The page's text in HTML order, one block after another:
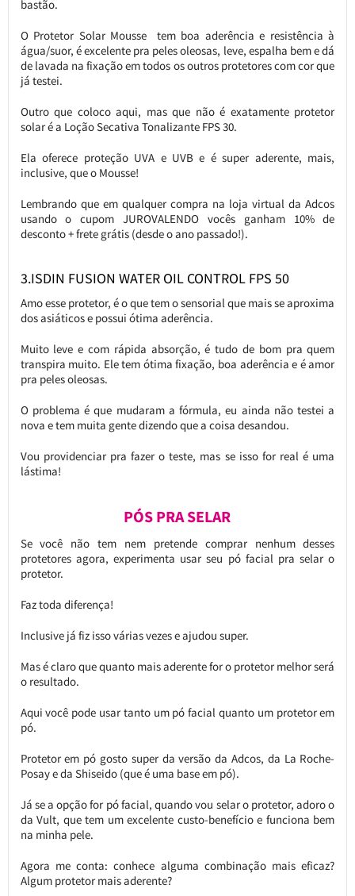
bastão.
O Protetor Solar Mousse tem boa aderência e resistência à
água/suor, é excelente pra peles oleosas, leve, espalha bem e dá
de lavada na fixação em todos os outros protetores com cor que
já testei.
Outro que coloco aqui, mas que não é exatamente protetor
solar é a Loção Secativa Tonalizante FPS 30.
Ela oferece proteção UVA e UVB e é super aderente, mais,
inclusive, que o Mousse!
Lembrando que em qualquer compra na loja virtual da Adcos
usando o cupom JUROVALENDO vocês ganham 10% de
desconto + frete grátis (desde o ano passado!).
3.ISDIN FUSION WATER OIL CONTROL FPS 50
Amo esse protetor, é o que tem o sensorial que mais se aproxima
dos asiáticos e possui ótima aderência.
Muito leve e com rápida absorção, é tudo de bom pra quem
transpira muito. Ele tem ótima fixação, boa aderência e é amor
pra peles oleosas.
O problema é que mudaram a fórmula, eu ainda não testei a
nova e tem muita gente dizendo que a coisa desandou.
Vou providenciar pra fazer o teste, mas se isso for real é uma
lástima!
PÓS PRA SELAR
Se você não tem nem pretende comprar nenhum desses
protetores agora, experimenta usar seu pó facial pra selar o
protetor.
Faz toda diferença!
Inclusive já fiz isso várias vezes e ajudou super.
Mas é claro que quanto mais aderente for o protetor melhor será
o resultado.
Aqui você pode usar tanto um pó facial quanto um protetor em
pó.
Protetor em pó gosto super da versão da Adcos, da La Roche-
Posay e da Shiseido (que é uma base em pó).
Já se a opção for pó facial, quando vou selar o protetor, adoro o
da Vult, que tem um excelente custo-benefício e funciona bem
na minha pele.
Agora me conta: conhece alguma combinação mais eficaz?
Algum protetor mais aderente?